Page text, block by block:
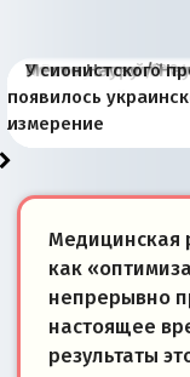
Киевская
Запада рассказала
«переобувании»
В России назрели
перемены: 15 шагов
суверенной
Миграционный
Европы
Россия начинает
сбрасывать
Анкориджа
Россия зимой 1904
года: первые
внутренней
Русская нация
сегодня
Почему правый
Варшаве не
отношениям с
Место Науру /
современной
Южной Осетии
У сионистского
появилось
измерение
Медицинская
как
непрерывно
настоящее
результаты